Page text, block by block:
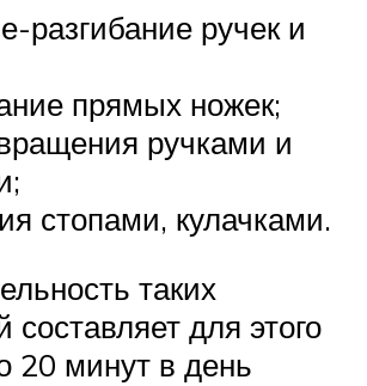
разгибание ручек и
прямых ножек;
ручками и
стопами, кулачками.
таких
составляет для этого
20 минут в день